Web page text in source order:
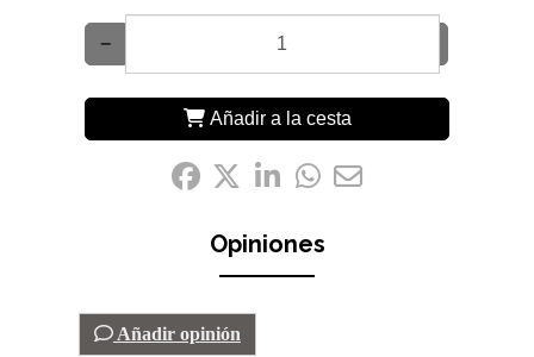
−
Añadir a la cesta
Opiniones
Añadir opinión